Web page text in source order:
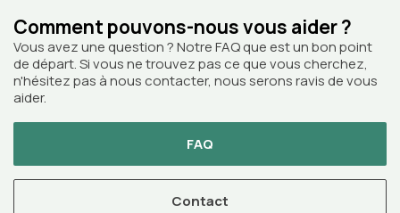
Comment pouvons-nous vous aider ?
Vous avez une question ? Notre FAQ que est un bon point
de départ. Si vous ne trouvez pas ce que vous cherchez,
n'hésitez pas à nous contacter, nous serons ravis de vous
aider.
FAQ
Contact